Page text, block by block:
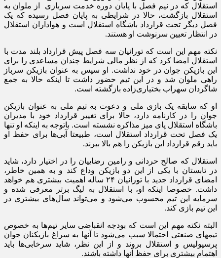
استقلال که در نیم فصل با پایان دوره خدمت سربازی از ملوان به
استقلال بازگشت، حالا در شرایطی به پایان فصل رسیده که یک
فصل دیگر تحت قرارداد باشگاه استقلال است و هواداران استقلال
در انتظار تعیین سرنوشت او هستند.
نکته مهم این است که تورانیان سه فصل پیش قرارداد بلند مدت با
استقلال امضا کرد که از نظر مالی شرایط چندان مساعدی را برای
این بازیکن جوان در خود نداشت. او سپس به عنوان بازیکن سرباز
راهی ملوان شد و در این تیم حضور داشت تا اینکه حالا به جمع
شاگردان سهراب بختیاری‌زاده بازگشته است.
او که سابقه یک بازی ملی و دعوت به تیم ملی به عنوان بازیکن
جوان را در کارنامه دارد، حالا برای تغییر قرارداد خود با مدیران
باشگاه استقلال پای میز مذاکره نشسته است. باتوجه به اینکه او تنها
یک فصل تحت قرارداد استقلال است، طبیعتا آبی‌ها برای حفظ او
باید رقم قرارداد این بازیکن را هم بالا ببرند.
استقلال که صالح حردانی و رامین رضاییان را در اختیار دارد، شاید
در تابستان با یکی از این دو بازیکن وداع کند و به همین خاطر،
امضای قرارداد جدید با تورانیان ۲۴ ساله اهمیت بیشتری هم خواهد
داشت. خصوصا اینکه او، با استقلال به لیگ برتر معرفی شده و
سرمایه این تیم محسوب می‌شود و می‌تواند سال‌های بیشتری در
این تیم بازی کند.
البته نکته مهم این است که بودجه انقباضی سایر تیم‌ها به خصوص
تیمهای صنعتی احتمالا سبب می‌شود تا آنها به سراغ بازیکنان جوان
پرسپولیس و استقلال بروند و از این نظر، شاید سرخابی‌ها باید
اهتمام بیشتری برای حفظ آنها داشته باشند.